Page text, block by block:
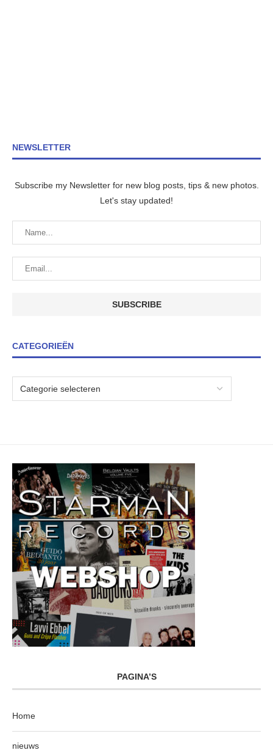
NEWSLETTER
Subscribe my Newsletter for new blog posts, tips & new photos.
Let's stay updated!
CATEGORIEËN
PAGINA’S
Home
nieuws